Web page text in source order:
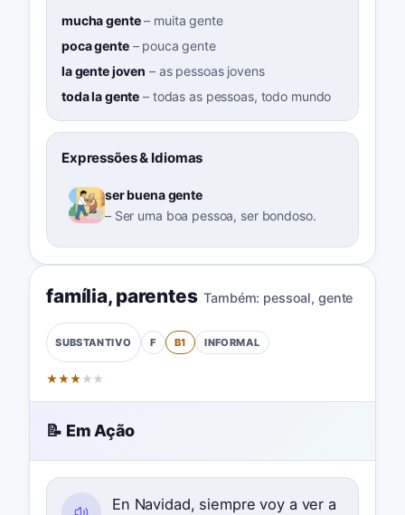
mucha gente– muita gente
poca gente– pouca gente
la gente joven – as pessoas jovens
toda la gente – todas as pessoas, todo mundo
Expressões & Idiomas
ser buena gente
– Ser uma boa pessoa, ser bondoso.
família, parentes Também: pessoal, gente
SUBSTANTIVO F B1 INFORMAL
★★★ ★ ★
📝 Em Ação
En Navidad, siempre voy a ver a